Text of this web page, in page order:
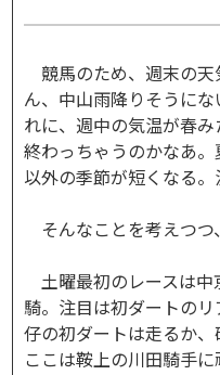
競馬のため、週末の天
ん、中山雨降りそうに
れに、週中の気温が春
終わっちゃうのかなあ
以外の季節が短くなる。
そんなことを考えつつ
土曜最初のレースは中
騎。注目は初ダートの
仔の初ダートは走るか、
ここは鞍上の川田騎手に